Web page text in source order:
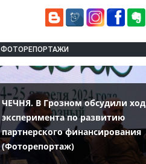
ФОТОРЕПОРТАЖИ
ЧЕЧНЯ. В Грозном обсудили ход
эксперимента по развитию
партнерского финансирования
(Фоторепортаж)